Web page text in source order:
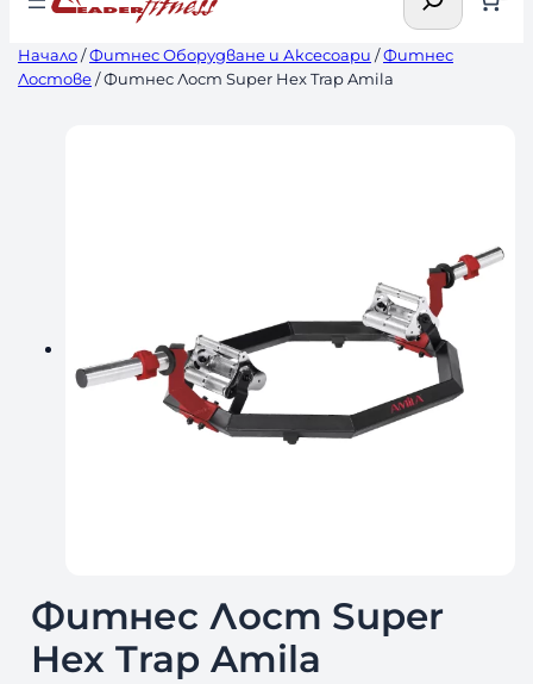
Начало/Фитнес Оборудване и Аксесоари /Фитнес
Лостове/ Фитнес Лост Super Hex Trap Amila
Фитнес Лост Super
Hex Trap Amila